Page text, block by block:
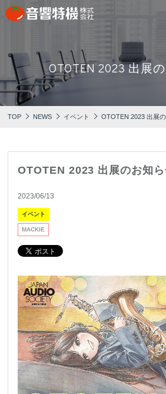
PRODUCTS
PRODUCTS
CONCEPT
特選情報 トレー
新着情報
COMPANY
REPAIR
修理依頼 総合カタログ
OTOTEN 2023 出展
TOP NEWS イベント OTOTEN 2023 出展
OTOTEN 2023 出展のお知
2023/06/13
イベント
MACKIE